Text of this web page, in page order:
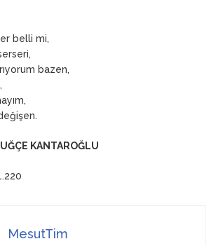
belli mi,
bazen,
KANTAROĞLU
MesutTim